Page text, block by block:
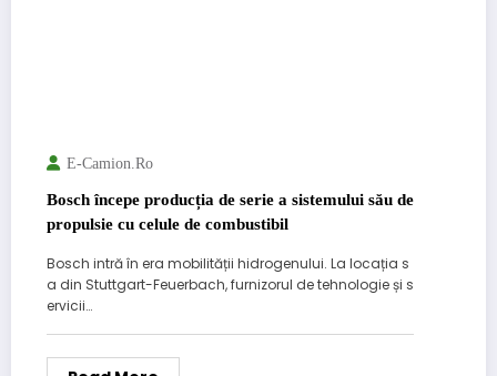
E-Camion.ro
Bosch începe producția de serie a sistemului său de
propulsie cu celule de combustibil
Bosch intră în era mobilității hidrogenului. La locația s
a din Stuttgart-Feuerbach, furnizorul de tehnologie și s
ervicii…